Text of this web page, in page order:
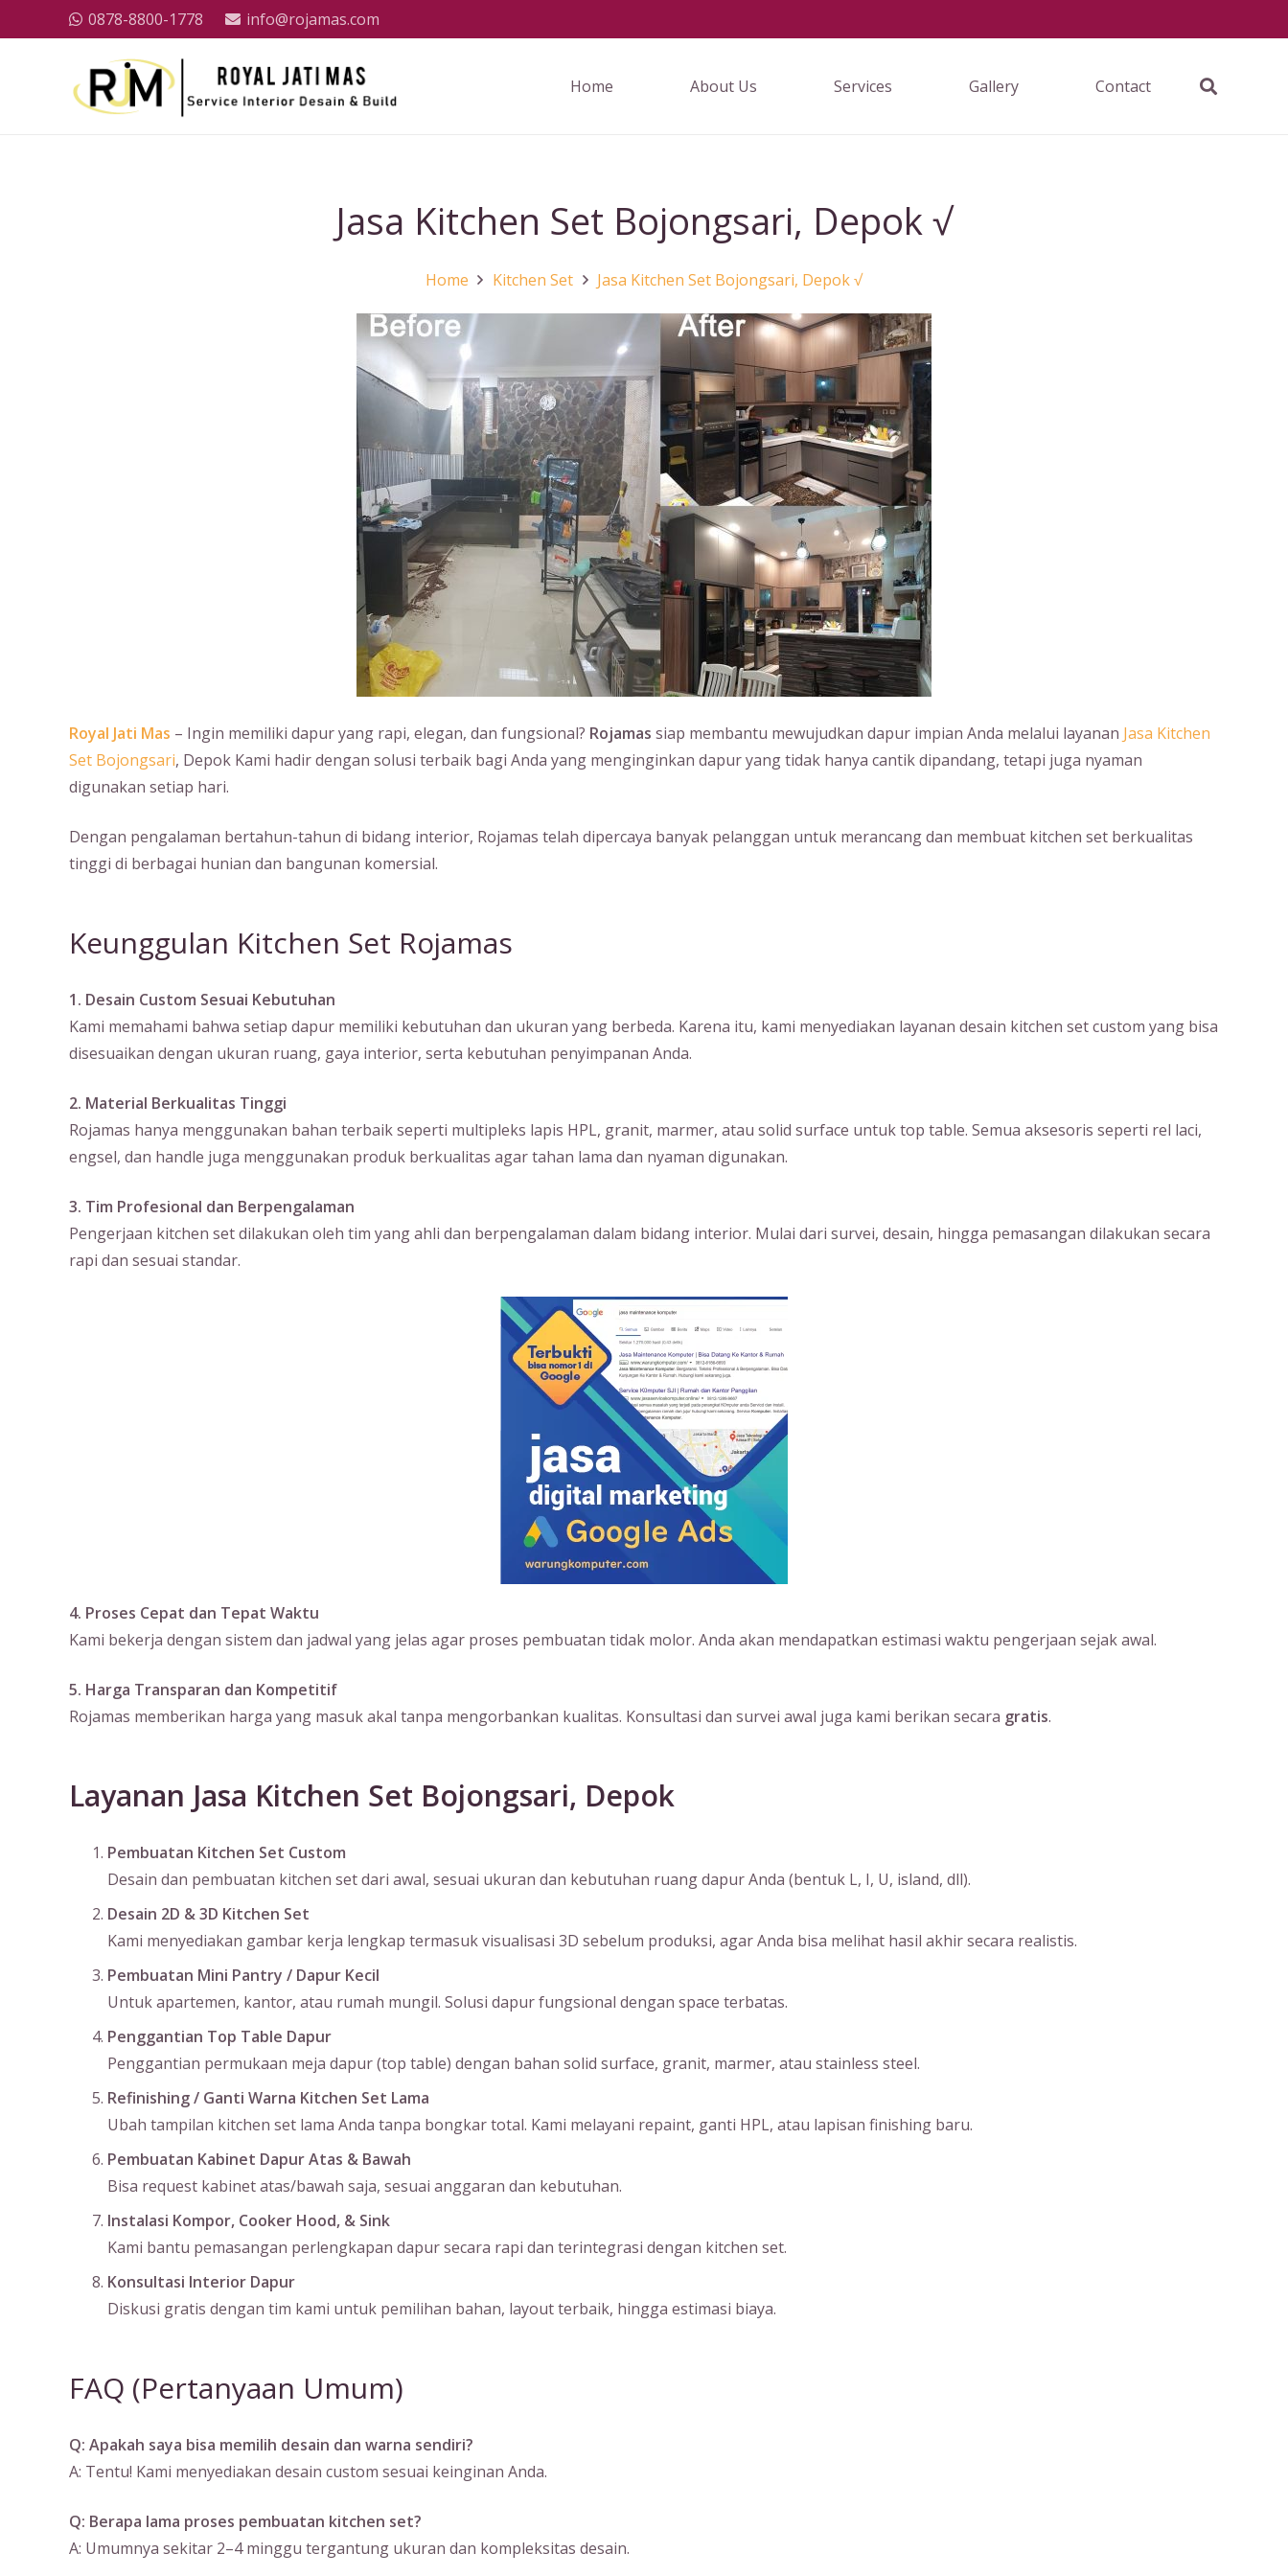
0878-8800-1778 info@rojamas.com
Home About Us Services Gallery Contact
Jasa Kitchen Set Bojongsari, Depok √
Home Kitchen Set Jasa Kitchen Set Bojongsari, Depok √
Royal Jati Mas – Ingin memiliki dapur yang rapi, elegan, dan fungsional? Rojamas siap membantu mewujudkan dapur impian Anda melalui layanan Jasa Kitchen
Set Bojongsari, Depok Kami hadir dengan solusi terbaik bagi Anda yang menginginkan dapur yang tidak hanya cantik dipandang, tetapi juga nyaman
digunakan setiap hari.
Dengan pengalaman bertahun-tahun di bidang interior, Rojamas telah dipercaya banyak pelanggan untuk merancang dan membuat kitchen set berkualitas
tinggi di berbagai hunian dan bangunan komersial.
Keunggulan Kitchen Set Rojamas
1. Desain Custom Sesuai Kebutuhan
Kami memahami bahwa setiap dapur memiliki kebutuhan dan ukuran yang berbeda. Karena itu, kami menyediakan layanan desain kitchen set custom yang bisa
disesuaikan dengan ukuran ruang, gaya interior, serta kebutuhan penyimpanan Anda.
2. Material Berkualitas Tinggi
Rojamas hanya menggunakan bahan terbaik seperti multipleks lapis HPL, granit, marmer, atau solid surface untuk top table. Semua aksesoris seperti rel laci,
engsel, dan handle juga menggunakan produk berkualitas agar tahan lama dan nyaman digunakan.
3. Tim Profesional dan Berpengalaman
Pengerjaan kitchen set dilakukan oleh tim yang ahli dan berpengalaman dalam bidang interior. Mulai dari survei, desain, hingga pemasangan dilakukan secara
rapi dan sesuai standar.
4. Proses Cepat dan Tepat Waktu
Kami bekerja dengan sistem dan jadwal yang jelas agar proses pembuatan tidak molor. Anda akan mendapatkan estimasi waktu pengerjaan sejak awal.
5. Harga Transparan dan Kompetitif
Rojamas memberikan harga yang masuk akal tanpa mengorbankan kualitas. Konsultasi dan survei awal juga kami berikan secara gratis.
Layanan Jasa Kitchen Set Bojongsari, Depok
Pembuatan Kitchen Set Custom
Desain dan pembuatan kitchen set dari awal, sesuai ukuran dan kebutuhan ruang dapur Anda (bentuk L, I, U, island, dll).
Desain 2D & 3D Kitchen Set
Kami menyediakan gambar kerja lengkap termasuk visualisasi 3D sebelum produksi, agar Anda bisa melihat hasil akhir secara realistis.
Pembuatan Mini Pantry / Dapur Kecil
Untuk apartemen, kantor, atau rumah mungil. Solusi dapur fungsional dengan space terbatas.
Penggantian Top Table Dapur
Penggantian permukaan meja dapur (top table) dengan bahan solid surface, granit, marmer, atau stainless steel.
Refinishing / Ganti Warna Kitchen Set Lama
Ubah tampilan kitchen set lama Anda tanpa bongkar total. Kami melayani repaint, ganti HPL, atau lapisan finishing baru.
Pembuatan Kabinet Dapur Atas & Bawah
Bisa request kabinet atas/bawah saja, sesuai anggaran dan kebutuhan.
Instalasi Kompor, Cooker Hood, & Sink
Kami bantu pemasangan perlengkapan dapur secara rapi dan terintegrasi dengan kitchen set.
Konsultasi Interior Dapur
Diskusi gratis dengan tim kami untuk pemilihan bahan, layout terbaik, hingga estimasi biaya.
FAQ (Pertanyaan Umum)
Q: Apakah saya bisa memilih desain dan warna sendiri?
A: Tentu! Kami menyediakan desain custom sesuai keinginan Anda.
Q: Berapa lama proses pembuatan kitchen set?
A: Umumnya sekitar 2–4 minggu tergantung ukuran dan kompleksitas desain.